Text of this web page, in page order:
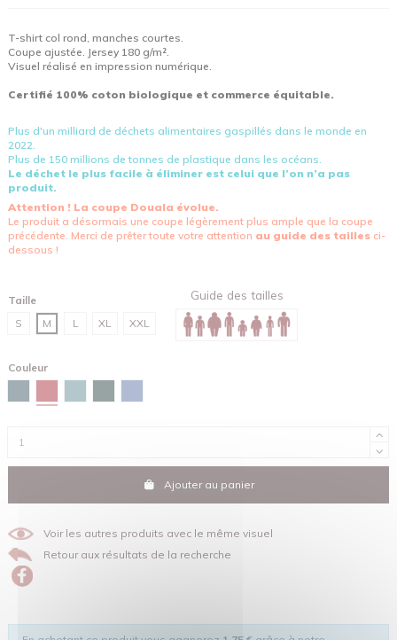
T-shirt col rond, manches courtes.
Coupe ajustée. Jersey 180 g/m².
Visuel réalisé en impression numérique.
Certifié 100% coton biologique et commerce équitable.
Plus d'un milliard de déchets alimentaires gaspillés dans le monde en
2022.
Plus de 150 millions de tonnes de plastique dans les océans.
Le déchet le plus facile à éliminer est celui que l’on n’a pas
produit.
Attention ! La coupe Douala évolue.
Le produit a désormais une coupe légèrement plus ample que la coupe
précédente. Merci de prêter toute votre attention au guide des tailles ci-
dessous !
Taille
S
M L XL XXL
Guide des tailles
Couleur
Ajouter au panier
Voir les autres produits avec le même visuel
Retour aux résultats de la recherche